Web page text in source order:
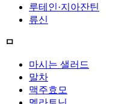
루테인·지아잔틴
류신
ㅁ
마시는 샐러드
말차
맥주효모